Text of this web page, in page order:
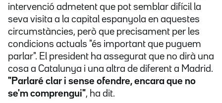
intervenció admetent que pot semblar difícil la
seva visita a la capital espanyola en aquestes
circumstàncies, però que precisament per les
condicions actuals "és important que puguem
parlar". El president ha assegurat que no dirà una
cosa a Catalunya i una altra de diferent a Madrid.
"Parlaré clar i sense ofendre, encara que no
se'm comprengui", ha dit.